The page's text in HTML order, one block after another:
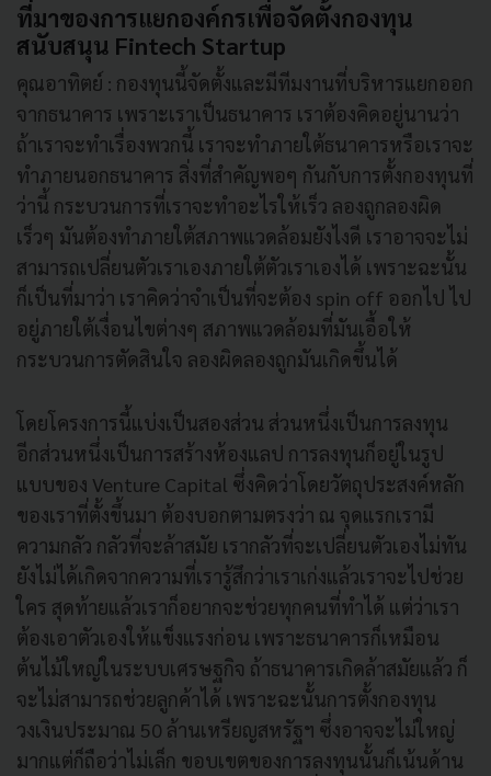
ที่มาของการแยกองค์กรเพื่อจัดตั้งกองทุน
สนับสนุน Fintech Startup
คุณอาทิตย์ : กองทุนนี้จัดตั้งและมีทีมงานที่บริหารแยกออก
จากธนาคาร เพราะเราเป็นธนาคาร เราต้องคิดอยู่นานว่า
ถ้าเราจะทำเรื่องพวกนี้ เราจะทำภายใต้ธนาคารหรือเราจะ
ทำภายนอกธนาคาร สิ่งที่สำคัญพอๆ กันกับการตั้งกองทุนที่
ว่านี้ กระบวนการที่เราจะทำอะไรให้เร็ว ลองถูกลองผิด
เร็วๆ มันต้องทำภายใต้สภาพแวดล้อมยังไงดี เราอาจจะไม่
สามารถเปลี่ยนตัวเราเองภายใต้ตัวเราเองได้ เพราะฉะนั้น
ก็เป็นที่มาว่า เราคิดว่าจำเป็นที่จะต้อง spin off ออกไป ไป
อยู่ภายใต้เงื่อนไขต่างๆ สภาพแวดล้อมที่มันเอื้อให้
กระบวนการตัดสินใจ ลองผิดลองถูกมันเกิดขึ้นได้
โดยโครงการนี้แบ่งเป็นสองส่วน ส่วนหนึ่งเป็นการลงทุน
อีกส่วนหนึ่งเป็นการสร้างห้องแลป การลงทุนก็อยู่ในรูป
แบบของ Venture Capital ซึ่งคิดว่าโดยวัตถุประสงค์หลัก
ของเราที่ตั้งขึ้นมา ต้องบอกตามตรงว่า ณ จุดแรกเรามี
ความกลัว กลัวที่จะล้าสมัย เรากลัวที่จะเปลี่ยนตัวเองไม่ทัน
ยังไม่ได้เกิดจากความที่เรารู้สึกว่าเราเก่งแล้วเราจะไปช่วย
ใคร สุดท้ายแล้วเราก็อยากจะช่วยทุกคนที่ทำได้ แต่ว่าเรา
ต้องเอาตัวเองให้แข็งแรงก่อน เพราะธนาคารก็เหมือน
ต้นไม้ใหญ่ในระบบเศรษฐกิจ ถ้าธนาคารเกิดล้าสมัยแล้ว ก็
จะไม่สามารถช่วยลูกค้าได้ เพราะฉะนั้นการตั้งกองทุน
วงเงินประมาณ 50 ล้านเหรียญสหรัฐฯ ซึ่งอาจจะไม่ใหญ่
มากแต่ก็ถือว่าไม่เล็ก ขอบเขตของการลงทุนนั้นก็เน้นด้าน